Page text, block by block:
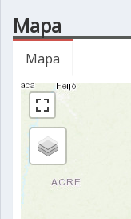
Mapa
Mapa